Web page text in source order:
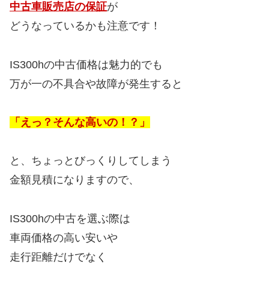
中古車販売店の保証が
どうなっているかも注意です！
IS300hの中古価格は魅力的でも
万が一の不具合や故障が発生すると
「えっ？そんな高いの！？」
と、ちょっとびっくりしてしまう
金額見積になりますので、
IS300hの中古を選ぶ際は
車両価格の高い安いや
走行距離だけでなく